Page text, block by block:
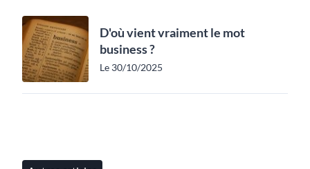
D'où vient vraiment le mot
business ?
Le 30/10/2025